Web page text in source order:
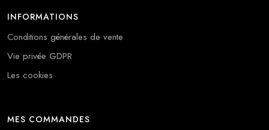
INFORMATIONS
Conditions générales de vente
Vie privée GDPR
Les cookies
MES COMMANDES